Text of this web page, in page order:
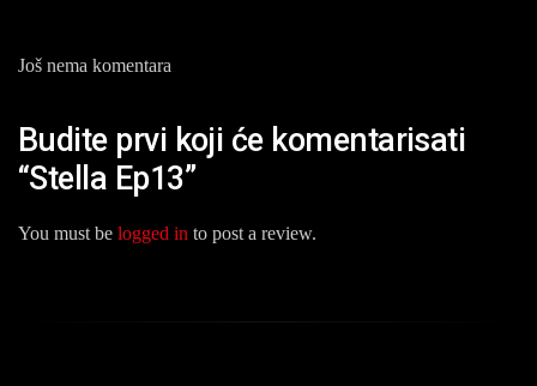
Još nema komentara
Budite prvi koji će komentarisati
“Stella Ep13”
You must be logged in to post a review.